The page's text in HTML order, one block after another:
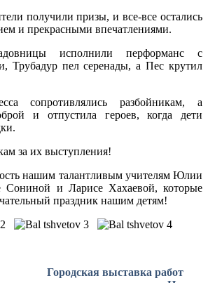
получили призы, и все-все остались
и прекрасными впечатлениями.
исполнили перформанс с
Трубадур пел серенады, а Пес крутил
сопротивлялись разбойникам, а
и отпустила героев, когда дети
за их выступления!
нашим талантливым учителям Юлии
Сониной и Ларисе Хахаевой, которые
праздник нашим детям!
Городская выставка работ